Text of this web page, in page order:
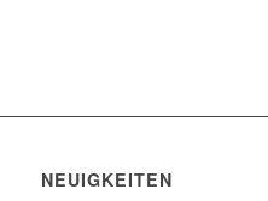
NEUIGKEITEN